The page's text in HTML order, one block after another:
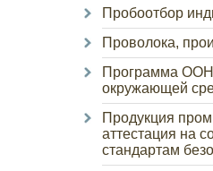
Пробоотбор
Проволока,
Программа
окружающей
Продукция
аттестация на
стандартам